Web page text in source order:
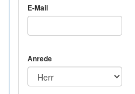
E-Mail
Anrede